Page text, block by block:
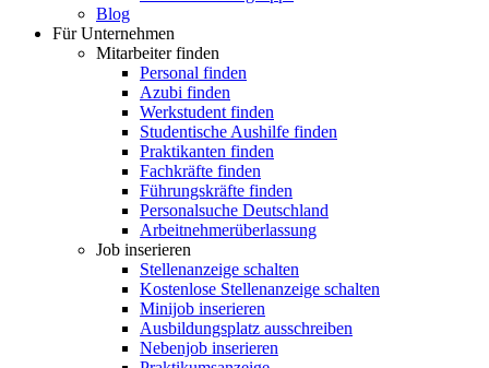
Blog
Für Unternehmen
Mitarbeiter finden
Personal finden
Azubi finden
Werkstudent finden
Studentische Aushilfe finden
Praktikanten finden
Fachkräfte finden
Führungskräfte finden
Personalsuche Deutschland
Arbeitnehmerüberlassung
Job inserieren
Stellenanzeige schalten
Kostenlose Stellenanzeige schalten
Minijob inserieren
Ausbildungsplatz ausschreiben
Nebenjob inserieren